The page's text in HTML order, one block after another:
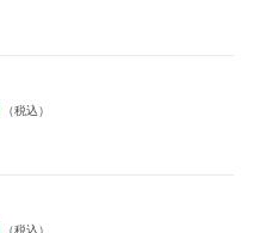
（税込）
（税込）